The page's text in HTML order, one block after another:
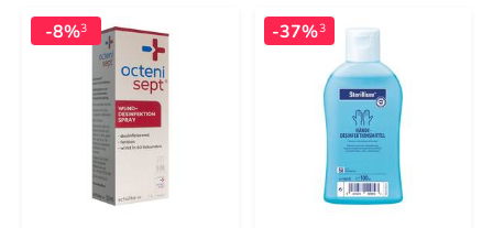
-8%3 -37%3